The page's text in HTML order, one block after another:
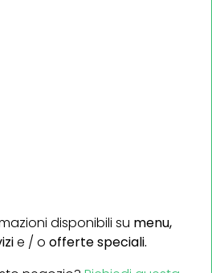
disponibili su menu,
e / o offerte speciali.